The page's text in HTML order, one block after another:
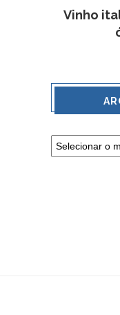
Vinho